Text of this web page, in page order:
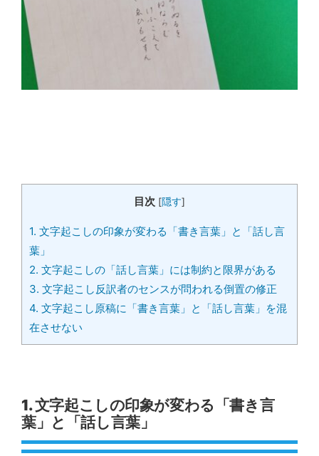
目次 [隠す]
1. 文字起こしの印象が変わる「書き言葉」と「話し言
葉」
2. 文字起こしの「話し言葉」には制約と限界がある
3. 文字起こし反訳者のセンスが問われる倒置の修正
4. 文字起こし原稿に「書き言葉」と「話し言葉」を混
在させない
1. 文字起こしの印象が変わる「書き言
葉」と「話し言葉」